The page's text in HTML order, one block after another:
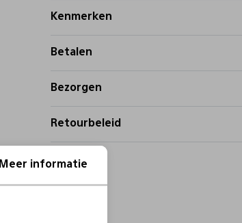
Kenmerken
Betalen
Bezorgen
Retourbeleid
Meer informatie